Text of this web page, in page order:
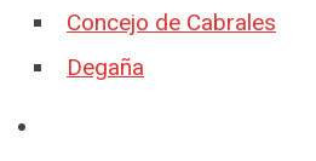
Concejo de Cabrales
Degaña